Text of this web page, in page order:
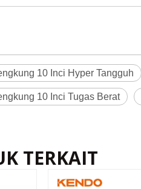
10 Inci Hyper Tangguh
10 Inci Tugas Berat
TERKAIT